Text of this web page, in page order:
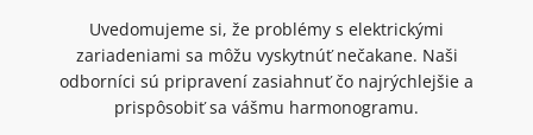
Uvedomujeme si, že problémy s elektrickými
zariadeniami sa môžu vyskytnúť nečakane. Naši
odborníci sú pripravení zasiahnuť čo najrýchlejšie a
prispôsobiť sa vášmu harmonogramu.